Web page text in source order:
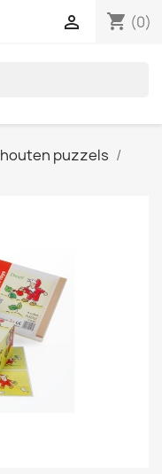
shopping_cart (0)

houten puzzels